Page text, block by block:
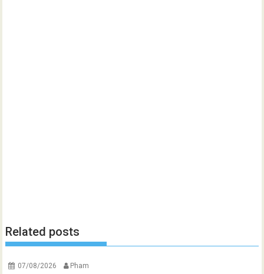
Related posts
07/08/2026 Pham